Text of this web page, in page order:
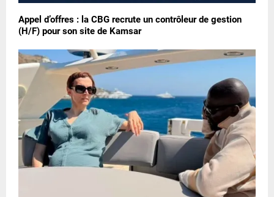
Appel d’offres : la CBG recrute un contrôleur de gestion
(H/F) pour son site de Kamsar